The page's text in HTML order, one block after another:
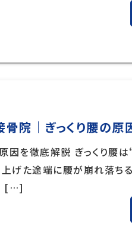
院｜ぎっくり腰の原
因を徹底解説 ぎっくり腰
上げた途端に腰が崩れ落ち
[…]